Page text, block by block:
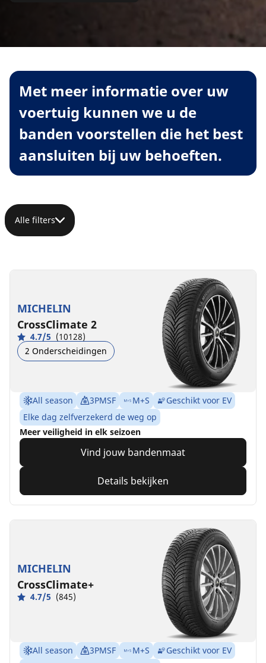
Met meer informatie over uw
voertuig kunnen we u de
banden voorstellen die het best
aansluiten bij uw behoeften.
Alle filters
MICHELIN
CrossClimate 2
4.7/5 (10128)
2 Onderscheidingen
All season 3PMSF M+S
Geschikt voor EV
Elke dag zelfverzekerd de weg op
Meer veiligheid in elk seizoen
Vind jouw bandenmaat
Details bekijken
MICHELIN
CrossClimate+
4.7/5 (845)
All season 3PMSF M+S
Geschikt voor EV